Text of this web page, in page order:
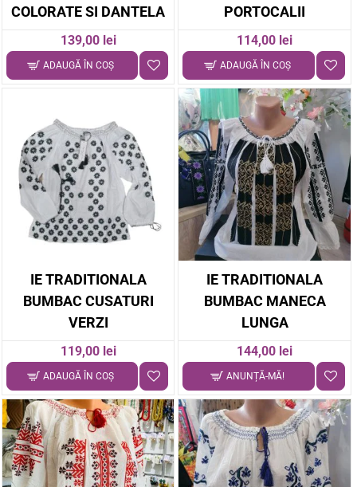
COLORATE SI DANTELA
139,00 lei
ADAUGĂ ÎN COŞ
PORTOCALII
114,00 lei
ADAUGĂ ÎN COŞ
IE TRADITIONALA
BUMBAC CUSATURI
VERZI
119,00 lei
ADAUGĂ ÎN COŞ
IE TRADITIONALA
BUMBAC MANECA
LUNGA
144,00 lei
ANUNȚĂ-MĂ!